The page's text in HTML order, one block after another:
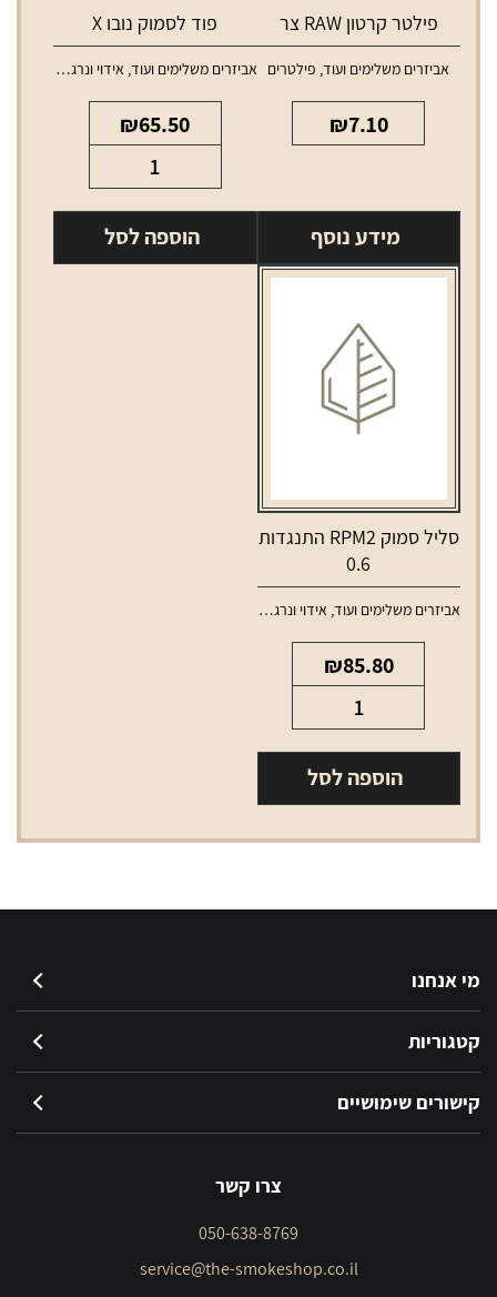
פילטר קרטון RAW צר
אביזרים משלימים ועוד, פילטרים
₪7.10
מידע נוסף
פוד לסמוק נובו X
אביזרים משלימים ועוד, אידוי ונרגילות
₪65.50
של
פוד
לסמוק
הוספה לסל
סליל סמוק RPM2 התנגדות
0.6
אביזרים משלימים ועוד, אידוי ונרגילות
₪85.80
של
סליל
סמוק
הוספה לסל
מי אנחנו
קטגוריות
קישורים שימושיים
צרו קשר
050-638-8769
service@the-smokeshop.co.il